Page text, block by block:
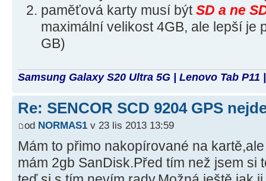
paměťová karty musí býtSD a ne
maximální velikost 4GB, ale lepší je
GB)
Samsung Galaxy S20 Ultra 5G | Lenovo Tab P11
Re: SENCOR SCD 9204 GPS
od NORMAS1 v 23 lis 2013 13:59
Mám to přimo nakopírované na
mám 2gb SanDisk.Před tím než jsem si